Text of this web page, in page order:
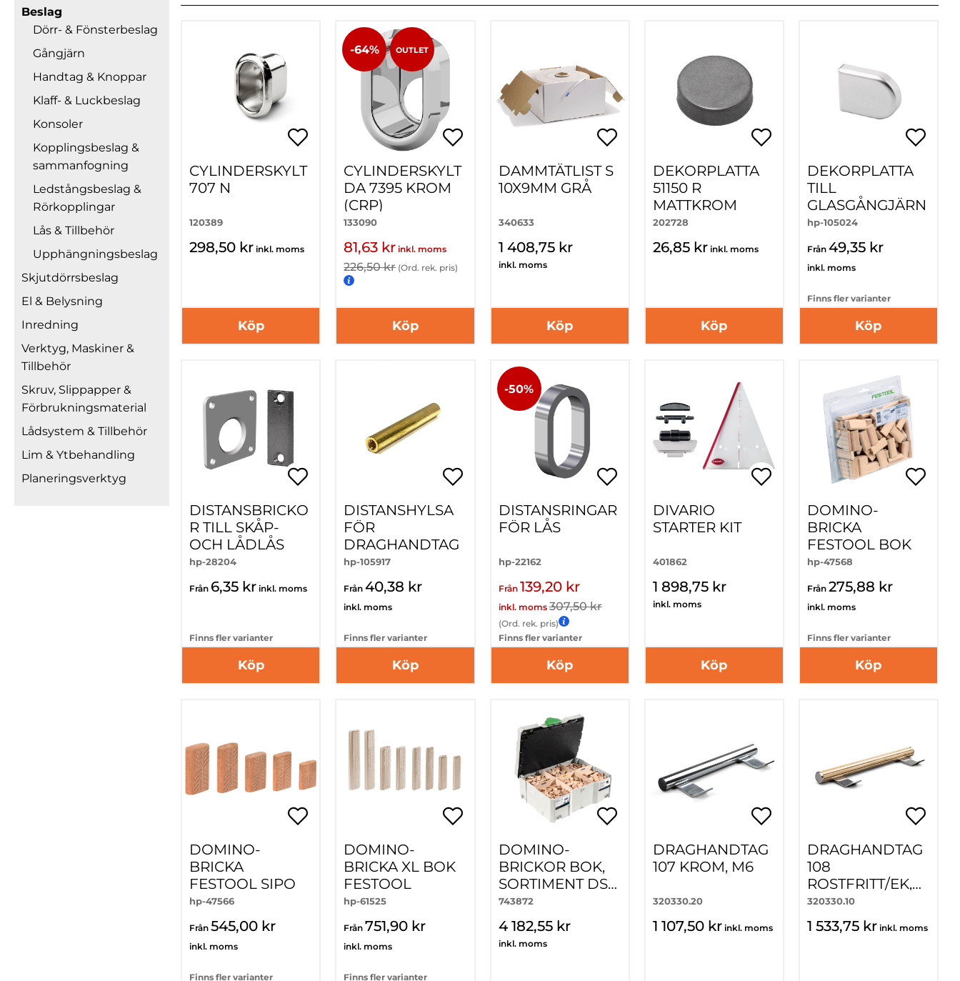
Beslag
Dörr- & Fönsterbeslag
Gångjärn
Handtag & Knoppar
Klaff- & Luckbeslag
Konsoler
Kopplingsbeslag &
sammanfogning
Ledstångsbeslag &
Rörkopplingar
Lås & Tillbehör
Upphängningsbeslag
Skjutdörrsbeslag
El & Belysning
Inredning
Verktyg, Maskiner &
Tillbehör
Skruv, Slippapper &
Förbrukningsmaterial
Lådsystem & Tillbehör
Lim & Ytbehandling
Planeringsverktyg
CYLINDERSKYLT
707 N
120389
298,50 kr inkl. moms
Köp
-64% OUTLET
CYLINDERSKYLT
DA 7395 KROM
(CRP)
133090
81,63 kr inkl. moms
226,50 kr (Ord. rek. pris)
Köp
DAMMTÄTLIST S
10X9MM GRÅ
340633
1 408,75 kr
inkl. moms
Köp
DEKORPLATTA
51150 R
MATTKROM
202728
26,85 kr inkl. moms
Köp
DEKORPLATTA
TILL
GLASGÅNGJÄRN
hp-105024
Från 49,35 kr
inkl. moms
Finns fler varianter
Köp
DISTANSBRICKO
R TILL SKÅP-
OCH LÅDLÅS
hp-28204
Från 6,35 kr inkl. moms
Finns fler varianter
Köp
DISTANSHYLSA
FÖR
DRAGHANDTAG
hp-105917
Från 40,38 kr
inkl. moms
Finns fler varianter
Köp
-50%
DISTANSRINGAR
FÖR LÅS
hp-22162
Från 139,20 kr
inkl. moms 307,50 kr
(Ord. rek. pris)
Finns fler varianter
Köp
DIVARIO
STARTER KIT
401862
1 898,75 kr
inkl. moms
Köp
DOMINO-
BRICKA
FESTOOL BOK
hp-47568
Från 275,88 kr
inkl. moms
Finns fler varianter
Köp
DOMINO-
BRICKA
FESTOOL SIPO
hp-47566
Från 545,00 kr
inkl. moms
Finns fler varianter
DOMINO-
BRICKA XL BOK
FESTOOL
hp-61525
Från 751,90 kr
inkl. moms
Finns fler varianter
DOMINO-
BRICKOR BOK,
SORTIMENT DS
4/5/6/8/10 1060
BU
743872
4 182,55 kr
inkl. moms
DRAGHANDTAG
107 KROM, M6
320330.20
1 107,50 kr inkl. moms
DRAGHANDTAG
108
ROSTFRITT/EK,
M6
320330.10
1 533,75 kr inkl. moms